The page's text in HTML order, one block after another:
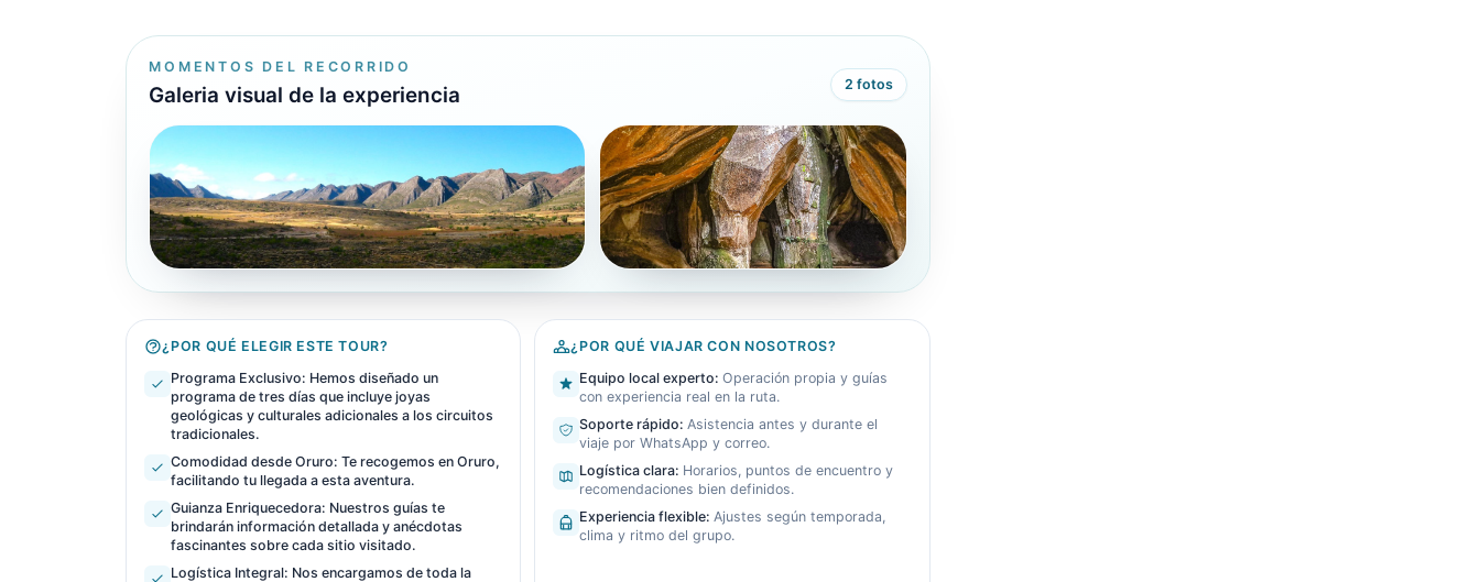
MOMENTOS DEL RECORRIDO
Galeria visual de la experiencia 2 fotos
¿POR QUÉ ELEGIR ESTE TOUR?
Programa Exclusivo: Hemos diseñado un
programa de tres días que incluye joyas
geológicas y culturales adicionales a los circuitos
tradicionales.
Comodidad desde Oruro: Te recogemos en Oruro,
facilitando tu llegada a esta aventura.
Guianza Enriquecedora: Nuestros guías te
brindarán información detallada y anécdotas
fascinantes sobre cada sitio visitado.
Logística Integral: Nos encargamos de toda la
¿POR QUÉ VIAJAR CON NOSOTROS?
Equipo local experto:Operación propia y guías
con experiencia real en la ruta.
Soporte rápido:Asistencia antes y durante el
viaje por WhatsApp y correo.
Logística clara: Horarios, puntos de encuentro y
recomendaciones bien definidos.
Experiencia flexible:Ajustes según temporada,
clima y ritmo del grupo.